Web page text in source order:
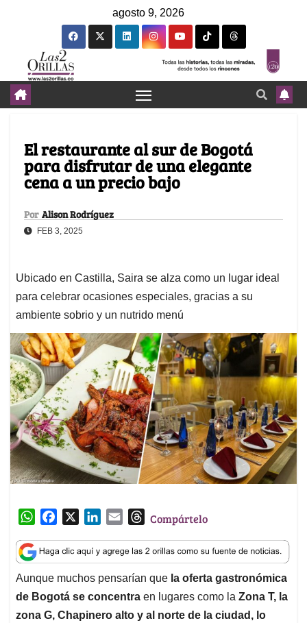
agosto 9, 2026
El restaurante al sur de Bogotá
para disfrutar de una elegante
cena a un precio bajo
Por Alison Rodríguez
FEB 3, 2025
Ubicado en Castilla, Saira se alza como un lugar ideal
para celebrar ocasiones especiales, gracias a su
ambiente sobrio y un nutrido menú
W
a
t
s
A
p
c
e
b
o
o
n
k
e
d
I
a
i
l
T
r
e
a
d
s
Compártelo
Aunque muchos pensarían que la oferta gastronómica
de Bogotá se concentra en lugares como la Zona T, la
zona G, Chapinero alto y al norte de la ciudad, lo